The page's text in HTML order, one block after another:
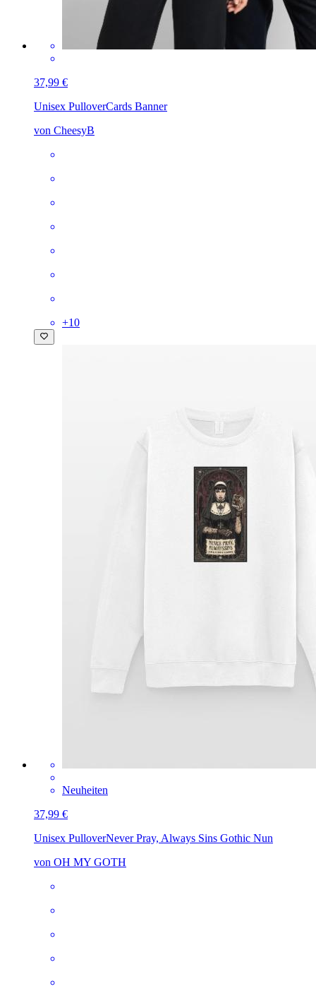
37,99 €
Unisex PulloverCards Banner
von CheesyB
+10
Neuheiten
37,99 €
Unisex PulloverNever Pray, Always Sins Gothic Nun
von OH MY GOTH